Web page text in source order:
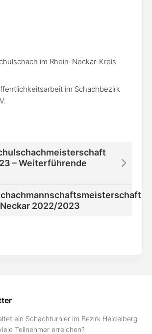
im Rhein-Neckar-Kreis
im Schachbezirk
– Weiterführende
2022/2023
ein Schachturnier im Bezirk Heidelberg
Teilnehmer erreichen?